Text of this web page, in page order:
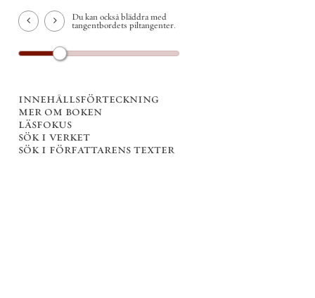
Du kan också bläddra med
tangentbordets piltangenter.
innehållsförteckning
mer om boken
läsfokus
sök i verket
sök i författarens texter